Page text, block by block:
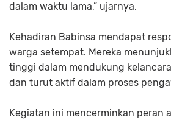
dalam waktu lama,” ujarnya.
Kehadiran Babinsa mendapat
warga setempat. Mereka
tinggi dalam mendukung
dan turut aktif dalam proses
Kegiatan ini mencerminkan peran